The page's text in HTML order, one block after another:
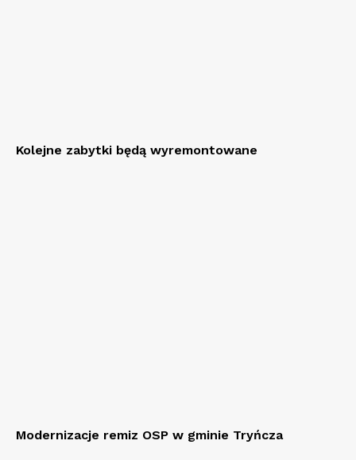
Kolejne zabytki będą wyremontowane
Modernizacje remiz OSP w gminie Tryńcza